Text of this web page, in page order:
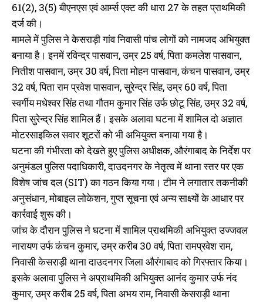
61(2), 3(5) बीएनएस एवं आर्म्स एक्ट की धारा 27 के तहत प्राथमिकी
दर्ज की।
मामले में पुलिस ने केसराड़ी गांव निवासी पांच लोगों को नामजद अभियुक्त
बनाया है। इनमें रविन्द्र पासवान, उम्र 25 वर्ष, पिता कमलेश पासवान,
नितीश पासवान, उम्र 30 वर्ष, पिता मोहन पासवान, कंचन पासवान, उम्र
32 वर्ष, पिता राम प्रवेश पासवान, सुरेन्द्र सिंह, उम्र 60 वर्ष, पिता
स्वर्गीय मधेश्वर सिंह तथा गौतम कुमार सिंह उर्फ छोटू सिंह, उम्र 32 वर्ष,
पिता सुरेन्द्र सिंह शामिल हैं। इसके अलावा घटना में शामिल दो अज्ञात
मोटरसाइकिल सवार शूटरों को भी अभियुक्त बनाया गया है।
घटना की गंभीरता को देखते हुए पुलिस अधीक्षक, औरंगाबाद के निर्देश पर
अनुमंडल पुलिस पदाधिकारी, दाउदनगर के नेतृत्व में थाना स्तर पर एक
विशेष जांच दल (SIT) का गठन किया गया। टीम ने लगातार तकनीकी
अनुसंधान, मोबाइल लोकेशन, गुप्त सूचना एवं अन्य साक्ष्यों के आधार पर
कार्रवाई शुरू की।
जांच के दौरान पुलिस ने घटना में शामिल प्राथमिकी अभियुक्त उज्जवल
नारायण उर्फ कंचन कुमार, उम्र करीब 30 वर्ष, पिता रामप्रवेश राम,
निवासी केसराड़ी थाना दाउदनगर जिला औरंगाबाद को गिरफ्तार किया।
इसके अलावा पुलिस ने अप्राथमिकी अभियुक्त आनंद कुमार उर्फ नंद
कुमार, उम्र करीब 25 वर्ष, पिता अभय राम, निवासी केसराड़ी थाना